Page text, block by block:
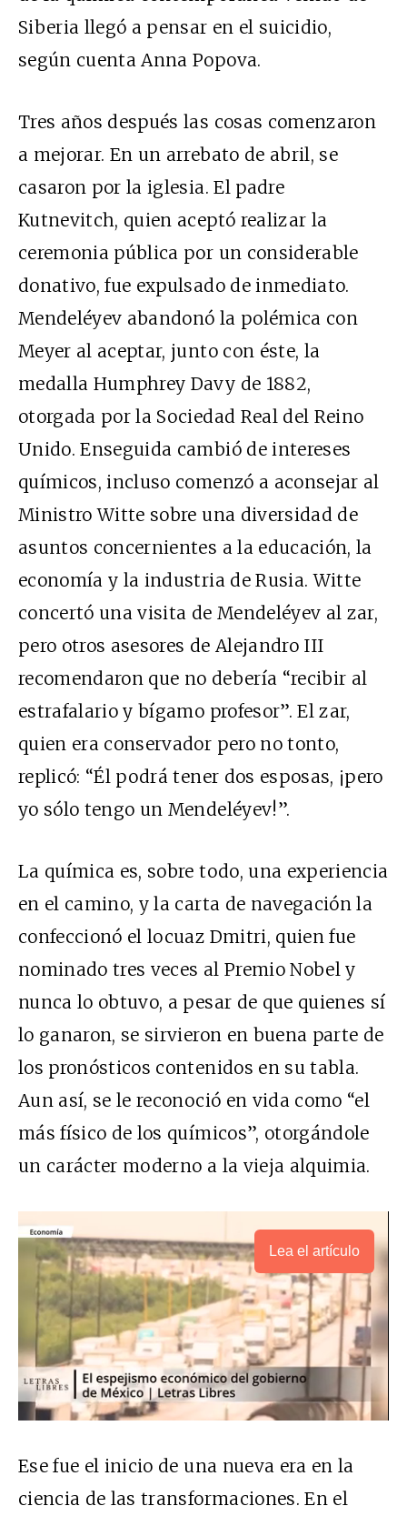
Siberia llegó a pensar en el suicidio,
según cuenta Anna Popova.
Tres años después las cosas comenzaron
a mejorar. En un arrebato de abril, se
casaron por la iglesia. El padre
Kutnevitch, quien aceptó realizar la
ceremonia pública por un considerable
donativo, fue expulsado de inmediato.
Mendeléyev abandonó la polémica con
Meyer al aceptar, junto con éste, la
medalla Humphrey Davy de 1882,
otorgada por la Sociedad Real del Reino
Unido. Enseguida cambió de intereses
químicos, incluso comenzó a aconsejar al
Ministro Witte sobre una diversidad de
asuntos concernientes a la educación, la
economía y la industria de Rusia. Witte
concertó una visita de Mendeléyev al zar,
pero otros asesores de Alejandro III
recomendaron que no debería “recibir al
estrafalario y bígamo profesor”. El zar,
quien era conservador pero no tonto,
replicó: “Él podrá tener dos esposas, ¡pero
yo sólo tengo un Mendeléyev!”.
La química es, sobre todo, una experiencia
en el camino, y la carta de navegación la
confeccionó el locuaz Dmitri, quien fue
nominado tres veces al Premio Nobel y
nunca lo obtuvo, a pesar de que quienes sí
lo ganaron, se sirvieron en buena parte de
los pronósticos contenidos en su tabla.
Aun así, se le reconoció en vida como “el
más físico de los químicos”, otorgándole
un carácter moderno a la vieja alquimia.
Lea el artículo
Ese fue el inicio de una nueva era en la
ciencia de las transformaciones. En el